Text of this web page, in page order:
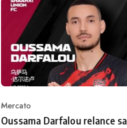
Category
Mercato
Oussama Darfalou relance sa